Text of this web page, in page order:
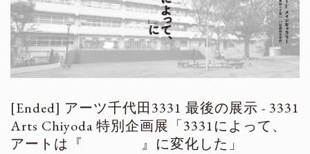
アーツ千代田3331 最後の展示 - 3331
Arts Chiyoda 特別企画展「3331によって、
アートは『 』に変化した」